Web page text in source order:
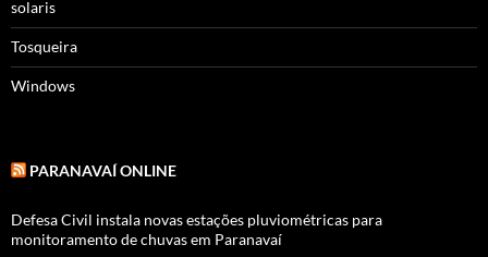
solaris
Tosqueira
Windows
PARANAVAÍ ONLINE
Defesa Civil instala novas estações pluviométricas para
monitoramento de chuvas em Paranavaí